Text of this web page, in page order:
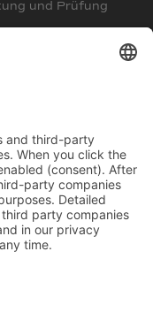
und Prüfung
am Abend A1,
für Aupairs
Intensivkurs,
FSP
für
Vorbereitung
die FSP